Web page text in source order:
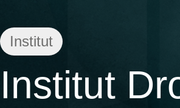
Institut
Institut